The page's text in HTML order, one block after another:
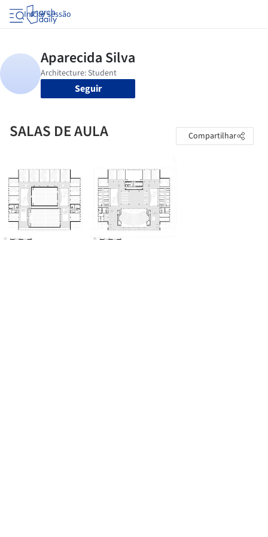
Iniciar sessão
Seguir
SALAS DE AULA Compartilhar